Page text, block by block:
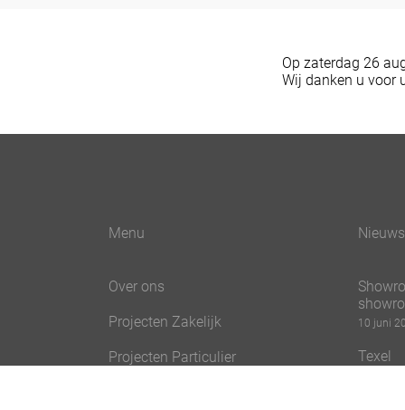
Op zaterdag 26
Wij danken u voor
Menu
Over ons
Projecten Zakelijk
Projecten Particulier
Nieuws
10 juni
Texel